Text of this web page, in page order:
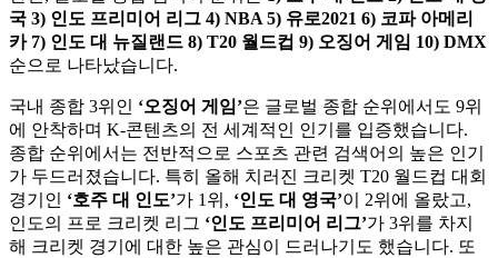
국 3) 인도 프리미어 리그 4) NBA 5) 유로2021 6) 코파 아메리
카 7) 인도 대 뉴질랜드 8) T20 월드컵 9) 오징어 게임 10) DMX
순으로 나타났습니다.
국내 종합 3위인 ‘오징어 게임’은 글로벌 종합 순위에서도 9위
에 안착하며 K-콘텐츠의 전 세계적인 인기를 입증했습니다.
종합 순위에서는 전반적으로 스포츠 관련 검색어의 높은 인기
가 두드러졌습니다. 특히 올해 치러진 크리켓 T20 월드컵 대회
경기인 ‘호주 대 인도’가 1위, ‘인도 대 영국’이 2위에 올랐고,
인도의 프로 크리켓 리그 ‘인도 프리미어 리그’가 3위를 차지
해 크리켓 경기에 대한 높은 관심이 드러나기도 했습니다. 또